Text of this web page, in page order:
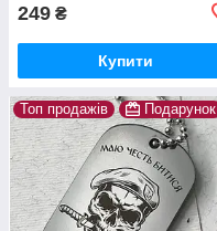
249 ₴
Купити
Топ продажів Подарунок